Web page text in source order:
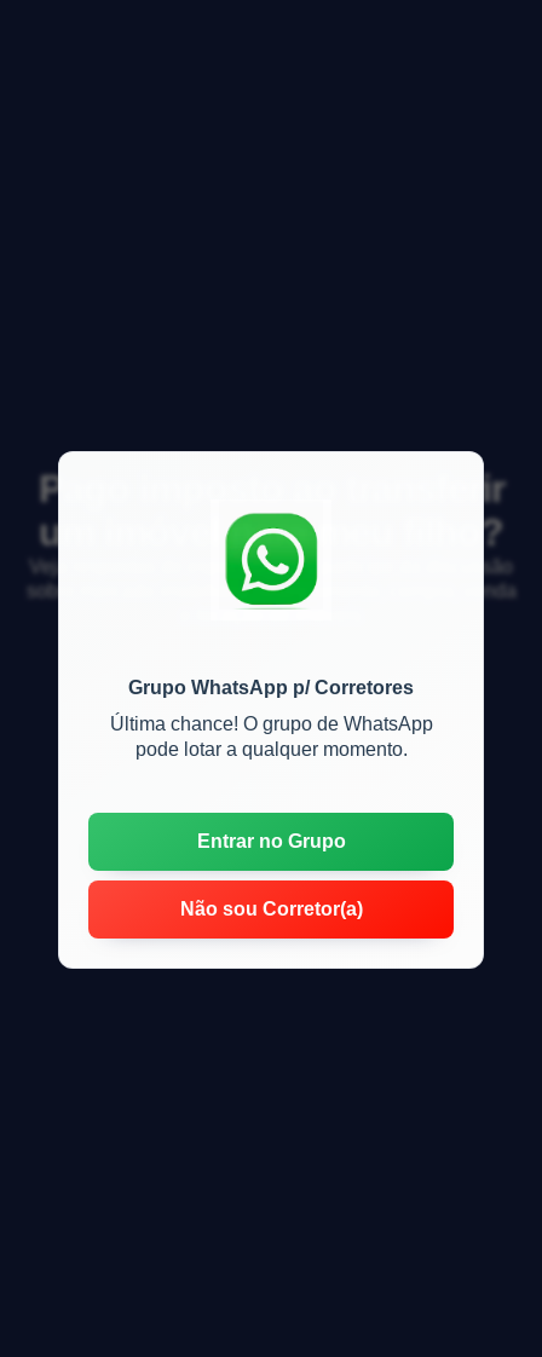
Grupo WhatsApp p/ Corretores
Última chance! O grupo de WhatsApp
pode lotar a qualquer momento.
Entrar no Grupo
Não sou Corretor(a)
Pago imposto ao transferir
um imóvel para meu filho?
Veja respostas de especialistas e participe da discussão
sobre mercado imobiliário, financiamento, compra, venda
e locação de imóveis